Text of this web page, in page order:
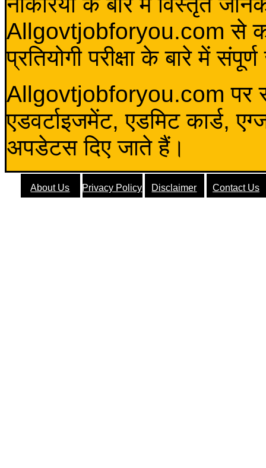
Allgovtjobforyou.com से कोई
प्रतियोगी परीक्षा के बारे में
Allgovtjobforyou.com पर
एडवर्टाइजमेंट, एडमिट कार्ड,
अपडेटस दिए जाते हैं।
About Us Privacy Policy Disclaimer Contact Us